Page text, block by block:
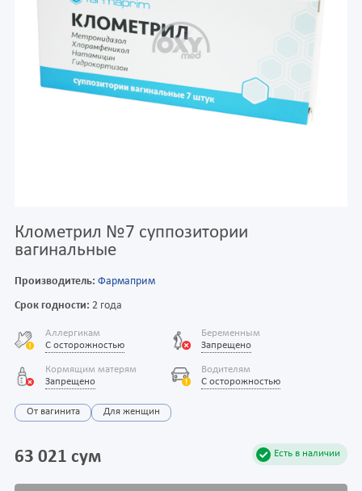
Клометрил №7 суппозитории
вагинальные
Производитель: Фармаприм
Срок годности: 2 года
Аллергикам
С осторожностью
Беременным
Запрещено
Кормящим матерям
Запрещено
Водителям
С осторожностью
От вагинита Для женщин
Есть в наличии
63 021 сум